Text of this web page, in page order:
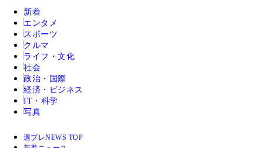
新着
エンタメ
スポーツ
クルマ
ライフ・文化
社会
政治・国際
経済・ビジネス
IT・科学
写真
週プレNEWS TOP